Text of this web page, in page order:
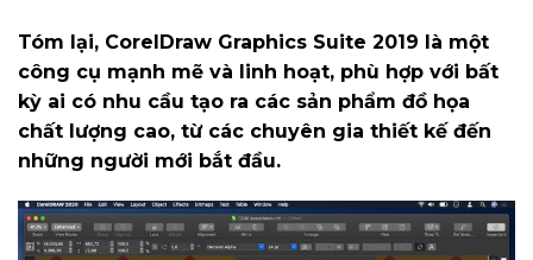
Tóm lại, CorelDraw Graphics Suite 2019 là một
công cụ mạnh mẽ và linh hoạt, phù hợp với bất
kỳ ai có nhu cầu tạo ra các sản phẩm đồ họa
chất lượng cao, từ các chuyên gia thiết kế đến
những người mới bắt đầu.